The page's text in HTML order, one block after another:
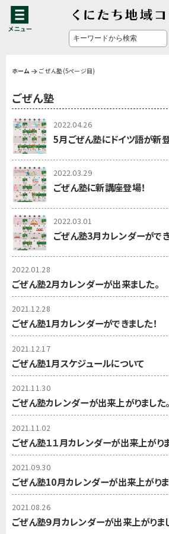
ホーム ごぜん塾(5ページ目)
ごぜん塾
2022.04.26
5月ごぜん塾にドイツ語が新登
2022.03.29
ごぜん塾に新講座登場！
2022.03.01
ごぜん塾3月カレンダーができ
2022.01.28
ごぜん塾2月カレンダーが出来ました。
2021.12.28
ごぜん塾1月カレンダーができました！
2021.12.17
ごぜん塾1月スケジュールについて
2021.11.30
ごぜん塾カレンダーが出来上がりました。
2021.11.02
ごぜん塾１１月カレンダーが出来上がり
2021.09.30
ごぜん塾10月カレンダーが出来上がりま
2021.08.26
ごぜん塾９月カレンダーが出来上がりま